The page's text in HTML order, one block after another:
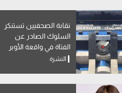
نقابة الصحفيين تستنكر
السلوك الصادر عن
الفتاة في واقعة الأوبر
النشرة